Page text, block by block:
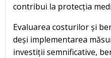
contribui la protecția
Evaluarea costurilor și
deși implementarea
investiții semnificative,